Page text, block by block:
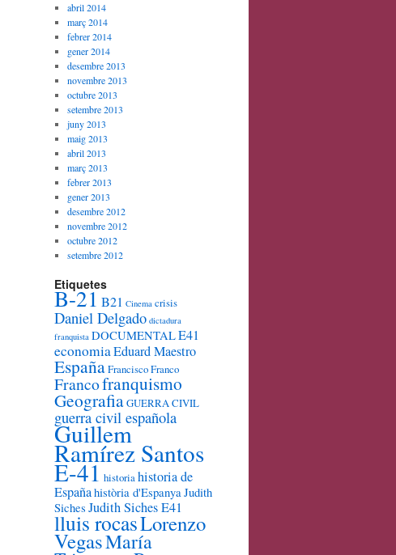
abril 2014
març 2014
febrer 2014
gener 2014
desembre 2013
novembre 2013
octubre 2013
setembre 2013
juny 2013
maig 2013
abril 2013
març 2013
febrer 2013
gener 2013
desembre 2012
novembre 2012
octubre 2012
setembre 2012
Etiquetes
B-21B21 Cinema crisis
Daniel Delgado dictadura
franquista DOCUMENTALE41
economiaEduard Maestro
EspañaFrancisco Franco
Francofranquismo
GeografiaGUERRA CIVIL
guerra civil española
Guillem
Ramírez Santos
E-41historiahistoria de
Españahistòria d'EspanyaJudith
Siches Judith Siches E41
lluis rocasLorenzo
VegasMaría